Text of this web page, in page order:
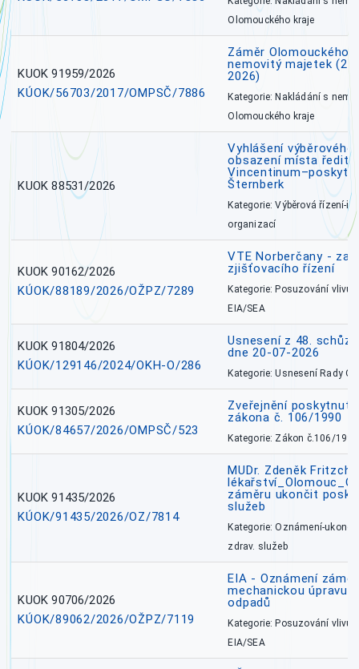
Olomouckého kraje
KUOK 91959/2026
KÚOK/56703/2017/OMPSČ/7886
Záměr Olomouckého
nemovitý majetek
2026)
Kategorie: Nakládání s
Olomouckého kraje
KUOK 88531/2026
Vyhlášení výběrového
obsazení místa
Šternberk
Kategorie: Výběrová řízení-
organizací
KUOK 90162/2026
KÚOK/88189/2026/OŽPZ/7289
VTE Norberčany -
zjišťovacího řízení
Kategorie: Posuzování vlivů
EIA/SEA
KUOK 91804/2026
KÚOK/129146/2024/OKH-O/286
Usnesení z 48.
dne 20-07-2026
Kategorie: Usnesení Rady
KUOK 91305/2026
KÚOK/84657/2026/OMPSČ/523
Zveřejnění poskytnutí
zákona č. 106/1990
Kategorie: Zákon č.106/1999
KUOK 91435/2026
KÚOK/91435/2026/OZ/7814
MUDr. Zdeněk
záměru ukončit
služeb
Kategorie: Oznámení-
zdrav. služeb
KUOK 90706/2026
KÚOK/89062/2026/OŽPZ/7119
EIA - Oznámení
mechanickou úpravu
odpadů
Kategorie: Posuzování vlivů
EIA/SEA